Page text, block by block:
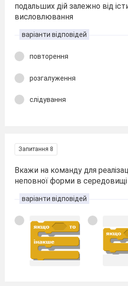
подальших дій залежно від
висловлювання
варіанти відповідей
повторення
розгалуження
слідування
Запитання 8
Вкажи на команду для
неповної форми в
варіанти відповідей